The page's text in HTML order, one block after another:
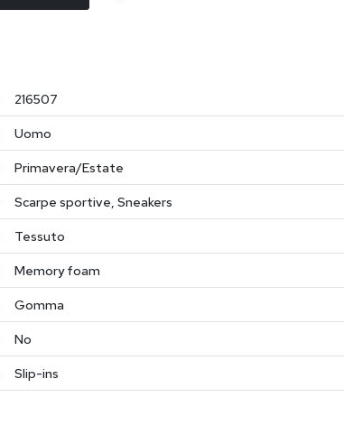
216507
Uomo
Primavera/Estate
Scarpe sportive, Sneakers
Tessuto
Memory foam
Gomma
No
Slip-ins